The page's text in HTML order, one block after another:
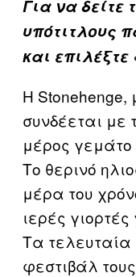
Για να δείτε
υπότιτλους
και
H
συνδέεται με
μέρος γεμάτο
Το θερινό
μέρα του
ιερές
Τα τελευταία
φεστιβάλ